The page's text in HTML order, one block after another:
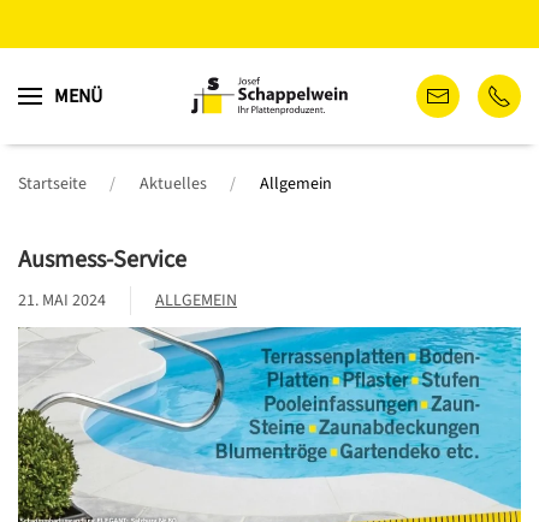
Hauptinhalt
MENÜ
Startseite Aktuelles Allgemein
Ausmess-Service
21. MAI 2024 ALLGEMEIN